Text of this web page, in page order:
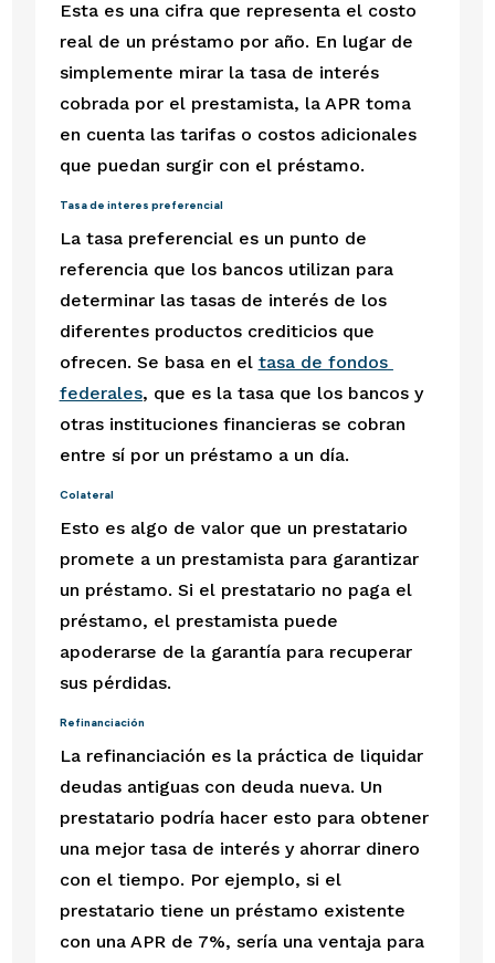
Esta es una cifra que representa el costo
real de un préstamo por año. En lugar de
simplemente mirar la tasa de interés
cobrada por el prestamista, la APR toma
en cuenta las tarifas o costos adicionales
que puedan surgir con el préstamo.
Tasa de interes preferencial
La tasa preferencial es un punto de
referencia que los bancos utilizan para
determinar las tasas de interés de los
diferentes productos crediticios que
ofrecen. Se basa en el tasa de fondos
federales, que es la tasa que los bancos y
otras instituciones financieras se cobran
entre sí por un préstamo a un día.
Colateral
Esto es algo de valor que un prestatario
promete a un prestamista para garantizar
un préstamo. Si el prestatario no paga el
préstamo, el prestamista puede
apoderarse de la garantía para recuperar
sus pérdidas.
Refinanciación
La refinanciación es la práctica de liquidar
deudas antiguas con deuda nueva. Un
prestatario podría hacer esto para obtener
una mejor tasa de interés y ahorrar dinero
con el tiempo. Por ejemplo, si el
prestatario tiene un préstamo existente
con una APR de 7%, sería una ventaja para